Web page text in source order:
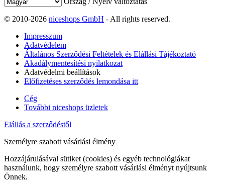
© 2010-2026 niceshops GmbH - All rights reserved.
Impresszum
Adatvédelem
Általános Szerződési Feltételek és Elállási Tájékoztató
Akadálymentesítési nyilatkozat
Adatvédelmi beállítások
Előfizetéses szerződés lemondása itt
Cég
További niceshops üzletek
Elállás a szerződéstől
Személyre szabott vásárlási élmény
Hozzájárulásával sütiket (cookies) és egyéb technológiákat
használunk, hogy személyre szabott vásárlási élményt nyújtsunk
Önnek.